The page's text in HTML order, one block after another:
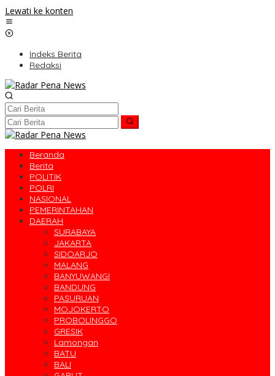
Lewati ke konten
Indeks Berita
Redaksi
Beranda
Berita
POLITIK
POLRI
NASIONAL
PEMERINTAHAN
DAERAH
SURABAYA
JAKARTA
SIDOARJO
MALANG
BANYUWANGI
BANDUNG
PASURUAN
MOJOKERTO
PROBOLINGGO
GRESIK
Lamongan
BATU
BALI